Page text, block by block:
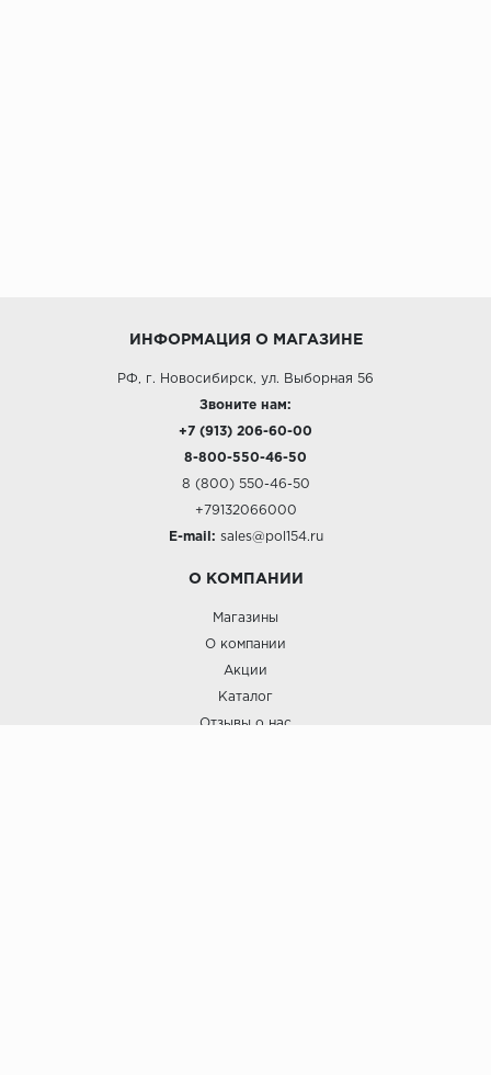
ИНФОРМАЦИЯ О МАГАЗИНЕ
РФ, г. Новосибирск, ул. Выборная 56
Звоните нам:
+7 (913) 206-60-00
8-800-550-46-50
8 (800) 550-46-50
+79132066000
E-mail: sales@pol154.ru
О КОМПАНИИ
Магазины
О компании
Акции
Каталог
Отзывы о нас